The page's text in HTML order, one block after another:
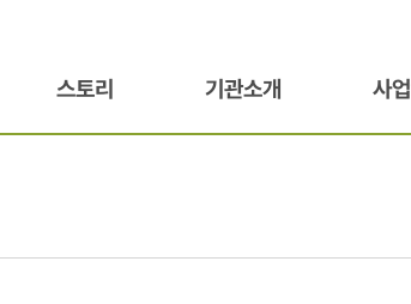
스토리 기관소개 사